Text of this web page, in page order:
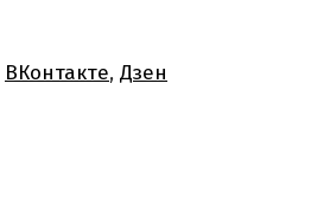
ВКонтакте, Дзен